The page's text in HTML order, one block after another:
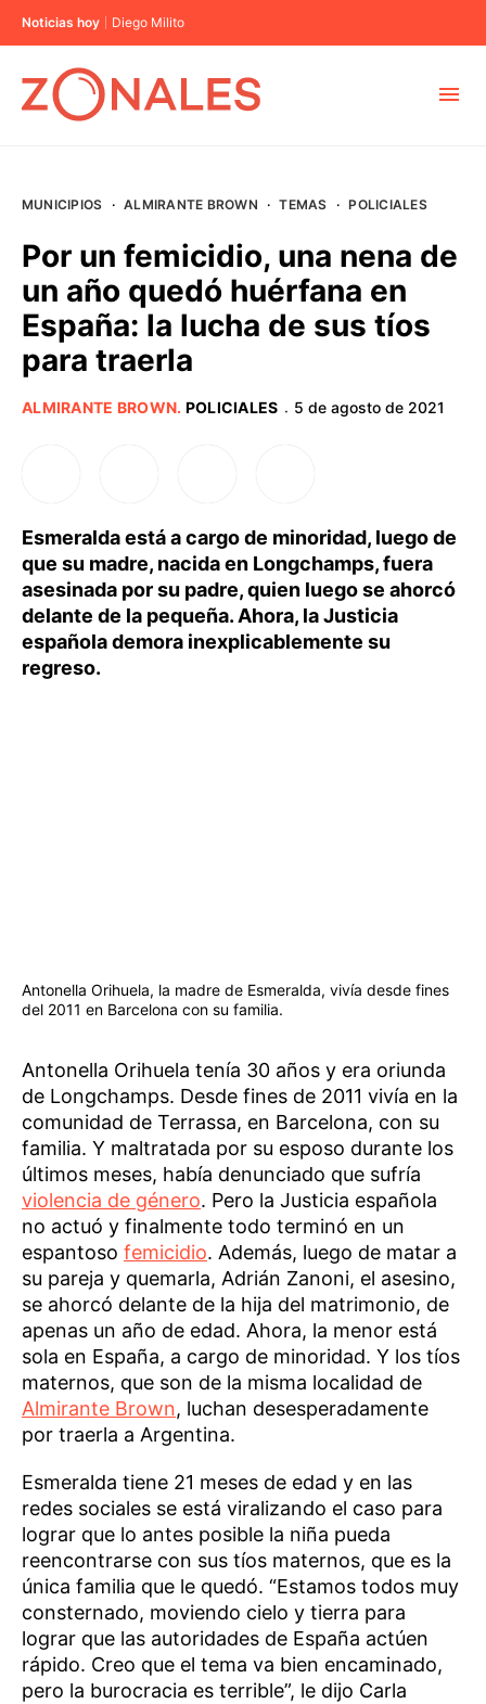
Noticias hoy Diego Milito
BUENOS AIRES
PROVINCIAS
MUNICIPIOS · ALMIRANTE BROWN · TEMAS · POLICIALES
Por un femicidio, una nena de
un año quedó huérfana en
España: la lucha de sus tíos
para traerla
ALMIRANTE BROWN. POLICIALES · 5 de agosto de 2021
Esmeralda está a cargo de minoridad, luego de
que su madre, nacida en Longchamps, fuera
asesinada por su padre, quien luego se ahorcó
delante de la pequeña. Ahora, la Justicia
española demora inexplicablemente su
regreso.
Antonella Orihuela, la madre de Esmeralda, vivía desde fines
del 2011 en Barcelona con su familia.
Antonella Orihuela tenía 30 años y era oriunda
de Longchamps. Desde fines de 2011 vivía en la
comunidad de Terrassa, en Barcelona, con su
familia. Y maltratada por su esposo durante los
últimos meses, había denunciado que sufría
violencia de género. Pero la Justicia española
no actuó y finalmente todo terminó en un
espantoso femicidio. Además, luego de matar a
su pareja y quemarla, Adrián Zanoni, el asesino,
se ahorcó delante de la hija del matrimonio, de
apenas un año de edad. Ahora, la menor está
sola en España, a cargo de minoridad. Y los tíos
maternos, que son de la misma localidad de
Almirante Brown, luchan desesperadamente
por traerla a Argentina.
Esmeralda tiene 21 meses de edad y en las
redes sociales se está viralizando el caso para
lograr que lo antes posible la niña pueda
reencontrarse con sus tíos maternos, que es la
única familia que le quedó. “Estamos todos muy
consternado, moviendo cielo y tierra para
lograr que las autoridades de España actúen
rápido. Creo que el tema va bien encaminado,
pero la burocracia es terrible”, le dijo Carla